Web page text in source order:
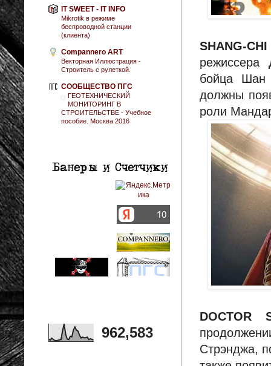
SHANG-
режиссера
бойца Шан
должны
роли
DOCTOR
Стрэнджа,
IT SWEET - IT INFO
Mikrotik в режиме
беспроводной станции
(клиента)
Compannero ART
Векторная Иллюстрация -
Строитель с рулеткой.
СООБЩЕСТВО ПГС
ГЕОТЕХНИЧЕСКИЙ
МОНИТОРИНГ В
СТРОИТЕЛЬСТВЕ - Учебное
пособие. Москва 2016
962,583